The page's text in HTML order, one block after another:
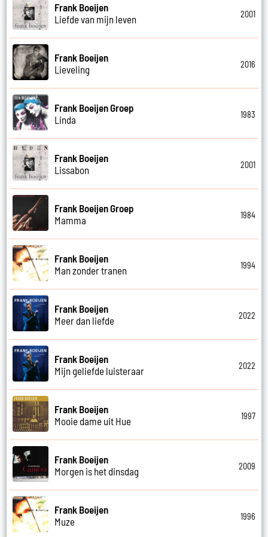
Frank Boeijen
Liefde van mijn leven
2001
Frank Boeijen
Lieveling
2016
Frank Boeijen Groep
Linda
1983
Frank Boeijen
Lissabon
2001
Frank Boeijen Groep
Mamma
1984
Frank Boeijen
Man zonder tranen
1994
Frank Boeijen
Meer dan liefde
2022
Frank Boeijen
Mijn geliefde luisteraar
2022
Frank Boeijen
Mooie dame uit Hue
1997
Frank Boeijen
Morgen is het dinsdag
2009
Frank Boeijen
Muze
1996